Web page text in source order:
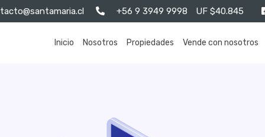
+56 9 3949 9998 UF $40.845
Inicio Nosotros Propiedades Vende con nosotros